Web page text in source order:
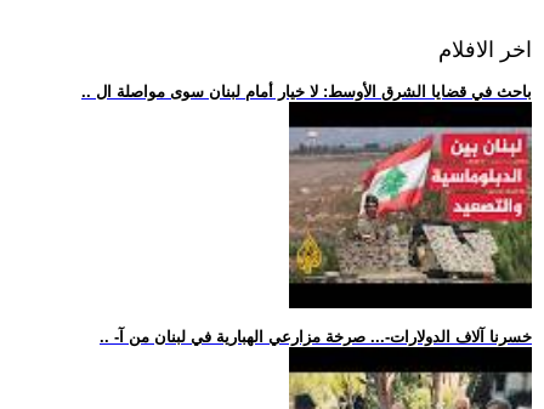
اخر الافلام
.. باحث في قضايا الشرق الأوسط: لا خيار أمام لبنان سوى مواصلة ال
.. -خسرنا آلاف الدولارات-... صرخة مزارعي الهبارية في لبنان من آ